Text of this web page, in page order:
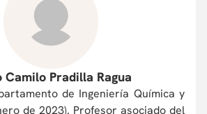
Camilo Pradilla Ragua
de Ingeniería Química y
de 2023). Profesor asociado del